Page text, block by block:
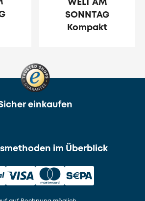
WELT AM
SONNTAG
Kompakt
im Überblick
einkaufen